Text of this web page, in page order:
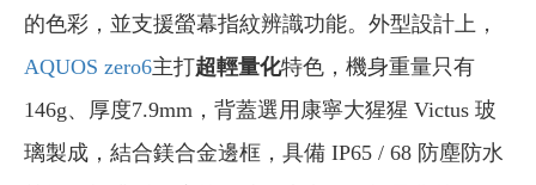
的色彩，並支援螢幕指紋辨識功能。外型設計上，
AQUOS zero6主打超輕量化特色，機身重量只有
146g、厚度7.9mm，背蓋選用康寧大猩猩 Victus 玻
璃製成，結合鎂合金邊框，具備 IP65 / 68 防塵防水